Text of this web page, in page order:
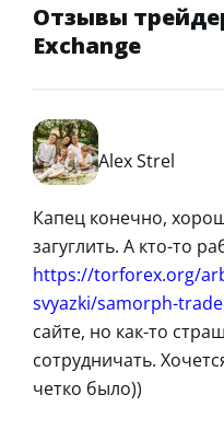
Отзывы
Exchange
Alex Strel
Капец конечно,
загуглить. А кто-то
https://torforex.org/
svyazki/samorph-
сайте, но как-то
сотрудничать.
четко было))